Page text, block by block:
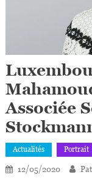
Associée
Actualités Portrait
12/05/2020